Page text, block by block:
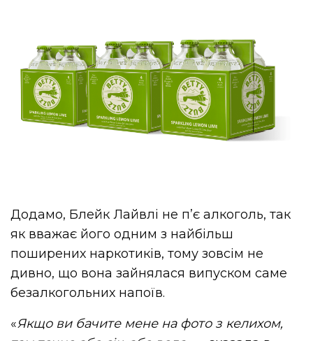
Додамо, Блейк Лайвлі не п’є алкоголь, так
як вважає його одним з найбільш
поширених наркотиків, тому зовсім не
дивно, що вона зайнялася випуском саме
безалкогольних напоїв.
«Якщо ви бачите мене на фото з келихом,